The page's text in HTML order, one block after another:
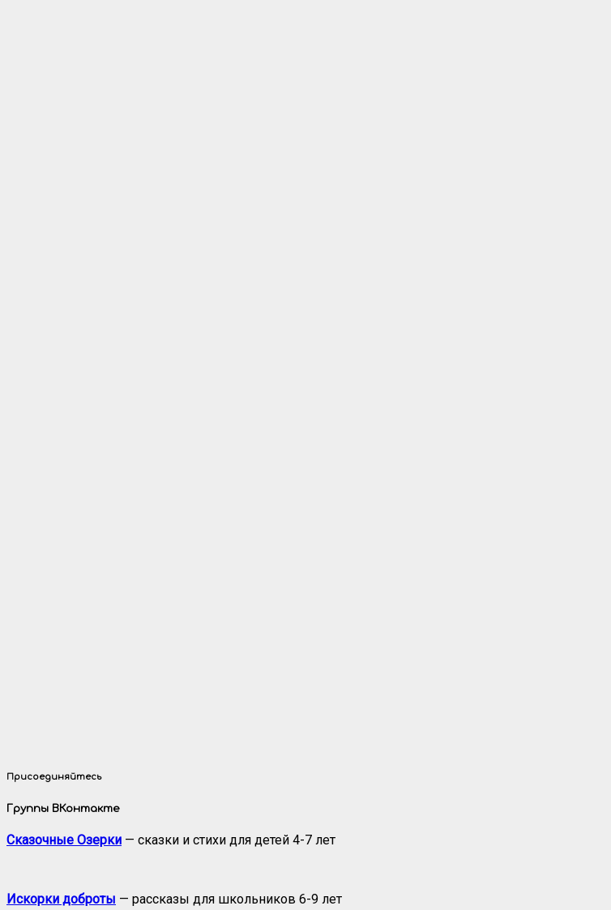
Присоединяйтесь
Группы ВКонтакте
Сказочные Озерки — сказки и стихи для детей 4-7 лет
Искорки доброты — рассказы для школьников 6-9 лет